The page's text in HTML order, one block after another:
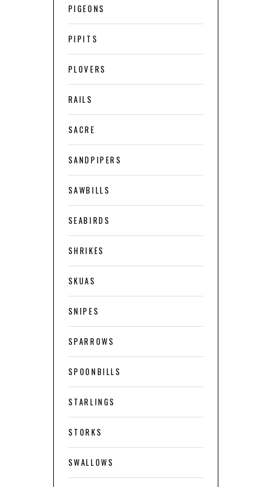
PIGEONS
PIPITS
PLOVERS
RAILS
SACRE
SANDPIPERS
SAWBILLS
SEABIRDS
SHRIKES
SKUAS
SNIPES
SPARROWS
SPOONBILLS
STARLINGS
STORKS
SWALLOWS